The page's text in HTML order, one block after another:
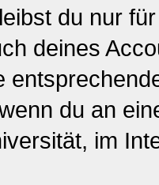
du nur
deines
du an
im